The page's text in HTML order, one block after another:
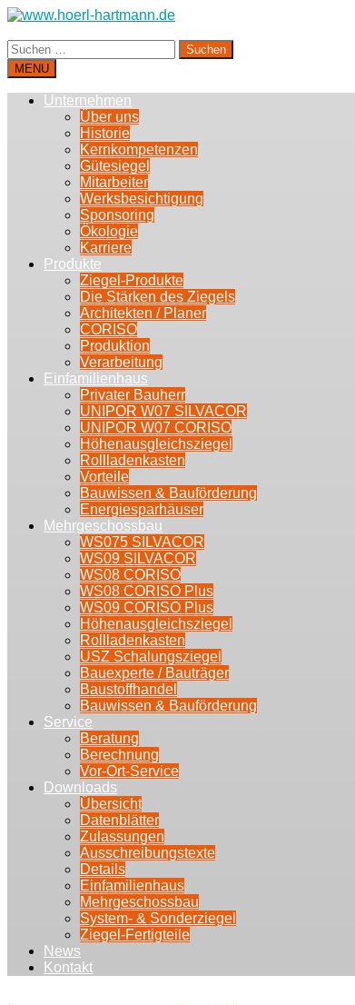
Suchen
nach:
MENU
Unternehmen
Über uns
Historie
Kernkompetenzen
Gütesiegel
Mitarbeiter
Werksbesichtigung
Sponsoring
Ökologie
Karriere
Produkte
Ziegel-Produkte
Die Stärken des Ziegels
Architekten / Planer
CORISO
Produktion
Verarbeitung
Einfamilienhaus
Privater Bauherr
UNIPOR W07 SILVACOR
UNIPOR W07 CORISO
Höhenausgleichsziegel
Rollladenkasten
Vorteile
Bauwissen & Bauförderung
Energiesparhäuser
Mehrgeschossbau
WS075 SILVACOR
WS09 SILVACOR
WS08 CORISO
WS08 CORISO Plus
WS09 CORISO Plus
Höhenausgleichsziegel
Rollladenkasten
USZ Schalungsziegel
Bauexperte / Bauträger
Baustoffhandel
Bauwissen & Bauförderung
Service
Beratung
Berechnung
Vor-Ort-Service
Downloads
Übersicht
Datenblätter
Zulassungen
Ausschreibungstexte
Details
Einfamilienhaus
Mehrgeschossbau
System- & Sonderziegel
Ziegel-Fertigteile
News
Kontakt